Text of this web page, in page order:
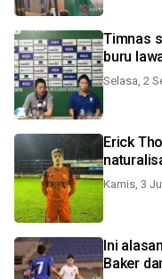
Timnas
buru
Selasa, 2
Erick
Kamis, 3
Ini
Baker